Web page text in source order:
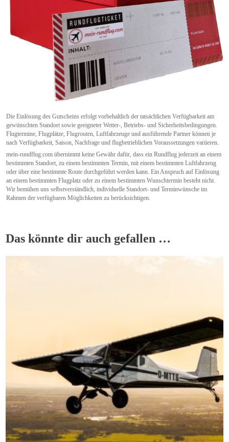
Die Einlösung des Gutscheins erfolgt vorbehaltlich der tatsächlichen Verfügbarkeit am
gewünschten Standort sowie geeigneter Wetter-, Betriebs- und Sicherheitsbedingungen.
Flugtermine, Flugplätze, Flugrouten, Luftfahrzeuge und ausführende Partner können je
nach Verfügbarkeit, Saison, Nachfrage und flugbetrieblichen Voraussetzungen variieren.
mein-rundflug.com übernimmt keine Gewähr dafür, dass ein Rundflug jederzeit an einem
bestimmten Standort, zu einem bestimmten Termin, mit einem bestimmten Luftfahrzeug
oder über eine bestimmte Route durchgeführt werden kann. Ein Anspruch auf Einlösung
an einem bestimmten Flugplatz oder zu einem bestimmten Wunschtermin besteht nicht.
Wir bemühen uns selbstverständlich, individuelle Standort- und Terminwünsche im
Rahmen der verfügbaren Möglichkeiten zu berücksichtigen.
Das könnte dir auch gefallen …